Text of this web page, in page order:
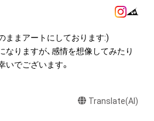
に限られません。)にかかる知的財産
権、商標権、意匠権その他の知的財
、又はそれらの権利につき登録等を
を意味します。)は、本アイテムの著
の権利者またはその管理委託を受
ままアートにしております:)
なりますが、感情を想像してみたり
でございます。
Translate(AI)